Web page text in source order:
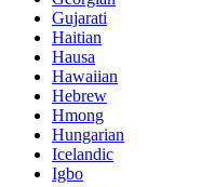
Gujarati
Haitian
Hausa
Hawaiian
Hebrew
Hmong
Hungarian
Icelandic
Igbo